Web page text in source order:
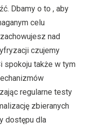
Dbamy o to , aby
celu
nad
czujemy
spokoju także w tym
regularne testy
zbieranych
dostępu dla